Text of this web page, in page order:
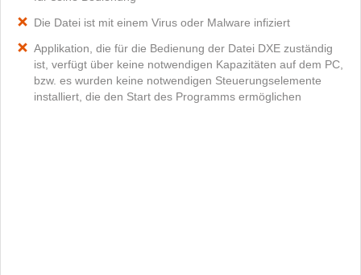
Die Datei ist mit einem Virus oder Malware infiziert
Applikation, die für die Bedienung der Datei DXE zuständig
ist, verfügt über keine notwendigen Kapazitäten auf dem PC,
bzw. es wurden keine notwendigen Steuerungselemente
installiert, die den Start des Programms ermöglichen